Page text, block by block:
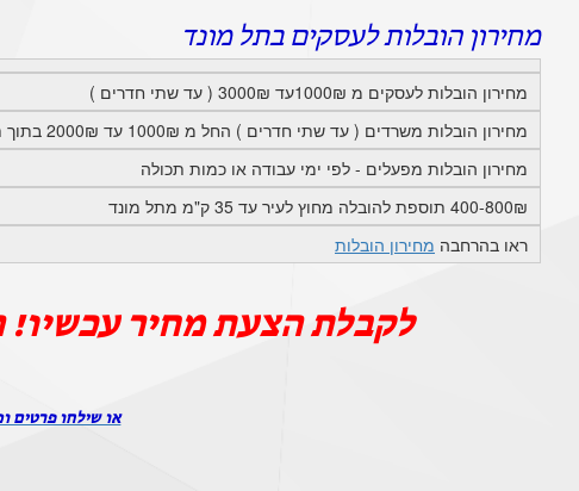
מחירון הובלות לעסקים בתל מונד
מחירון הובלות לעסקים מ 1000₪עד 3000₪ ( עד שתי חדרים )
מחירון הובלות משרדים ( עד שתי חדרים ) החל מ 1000₪ עד 2000₪ בתוך תל מונד
מחירון הובלות מפעלים - לפי ימי עבודה או כמות תכולה
400-800₪ תוספת להובלה מחוץ לעיר עד 35 ק"מ מתל מונד
ראו בהרחבה מחירון הובלות
לקבלת הצעת מחיר
או שילחו פרטים